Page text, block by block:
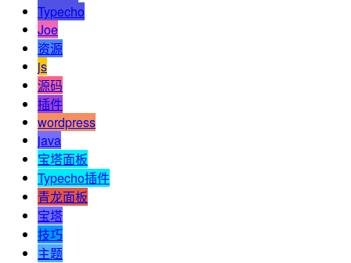
Typecho
Joe
资源
js
源码
插件
wordpress
java
宝塔面板
Typecho插件
青龙面板
宝塔
技巧
主题